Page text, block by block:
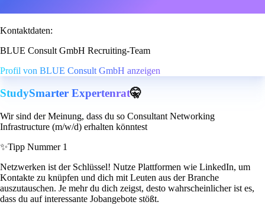
Kontaktdaten:
BLUE Consult GmbH Recruiting-Team
Profil von BLUE Consult GmbH anzeigen
StudySmarter Expertenrat🤫
Wir sind der Meinung, dass du so Consultant Networking
Infrastructure (m/w/d) erhalten könntest
✨Tipp Nummer 1
Netzwerken ist der Schlüssel! Nutze Plattformen wie LinkedIn, um
Kontakte zu knüpfen und dich mit Leuten aus der Branche
auszutauschen. Je mehr du dich zeigst, desto wahrscheinlicher ist es,
dass du auf interessante Jobangebote stößt.